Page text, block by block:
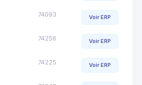
74093 Voir ERP
74256 Voir ERP
74225 Voir ERP